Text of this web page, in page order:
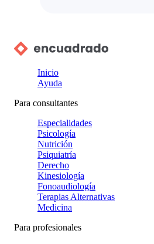
Inicio
Ayuda
Para consultantes
Especialidades
Psicología
Nutrición
Psiquiatría
Derecho
Kinesiología
Fonoaudiología
Terapias Alternativas
Medicina
Para profesionales